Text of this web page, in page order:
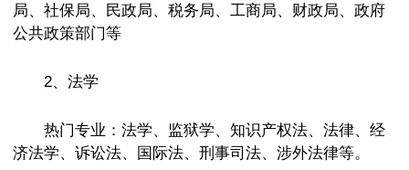
局、社保局、民政局、税务局、工商局、财政局、政府
公共政策部门等
2、法学
热门专业：法学、监狱学、知识产权法、法律、经
济法学、诉讼法、国际法、刑事司法、涉外法律等。